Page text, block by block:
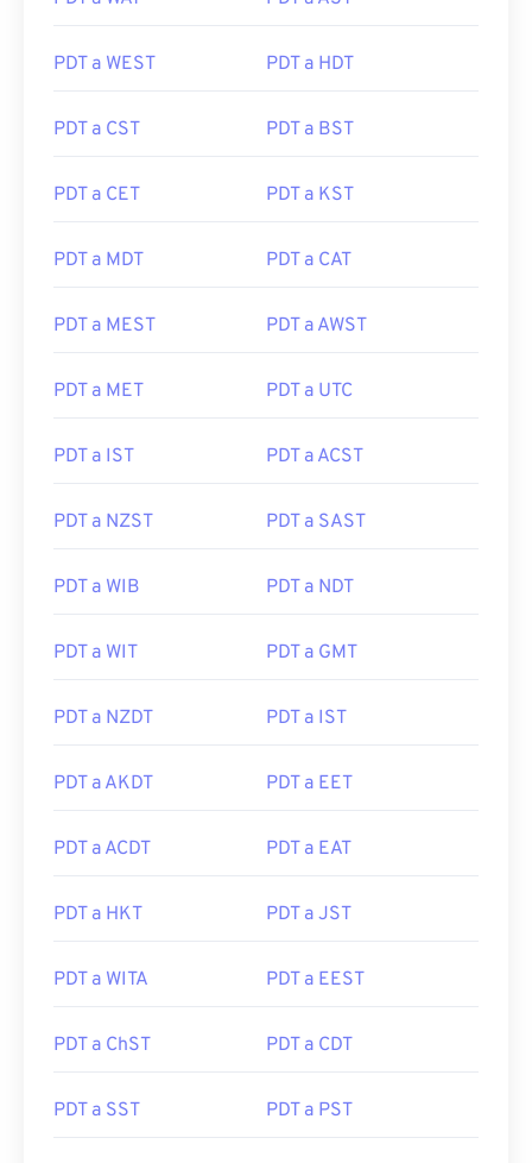
PDT a WEST PDT a HDT
PDT a CST PDT a BST
PDT a CET PDT a KST
PDT a MDT PDT a CAT
PDT a MEST PDT a AWST
PDT a MET PDT a UTC
PDT a IST PDT a ACST
PDT a NZST PDT a SAST
PDT a WIB PDT a NDT
PDT a WIT PDT a GMT
PDT a NZDT PDT a IST
PDT a AKDT PDT a EET
PDT a ACDT PDT a EAT
PDT a HKT PDT a JST
PDT a WITA PDT a EEST
PDT a ChST PDT a CDT
PDT a SST PDT a PST